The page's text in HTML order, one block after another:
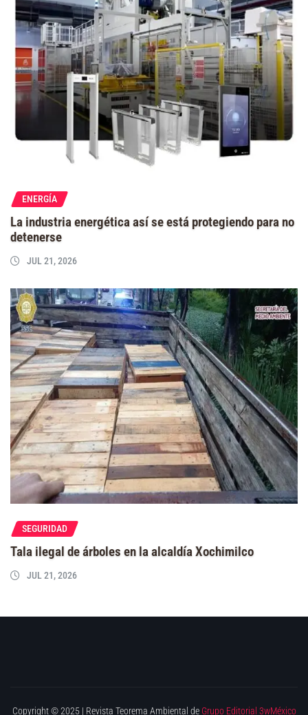
ENERGÍA
La industria energética así se está protegiendo para no
detenerse
JUL 21, 2026
SEGURIDAD
Tala ilegal de árboles en la alcaldía Xochimilco
JUL 21, 2026
Copyright © 2025 | Revista Teorema Ambiental de Grupo Editorial 3wMéxico